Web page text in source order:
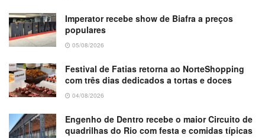
Imperator recebe show de Biafra a preços
populares
05/08/2026
Festival de Fatias retorna ao NorteShopping
com três dias dedicados a tortas e doces
04/08/2026
Engenho de Dentro recebe o maior Circuito de
quadrilhas do Rio com festa e comidas típicas